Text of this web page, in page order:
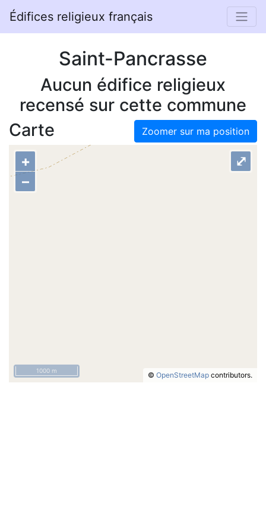
Édifices religieux français
Saint-Pancrasse
Aucun édifice religieux
recensé sur cette commune
Zoomer sur ma position
Carte
+
–
© OpenStreetMap contributors.
⤢
1000 m